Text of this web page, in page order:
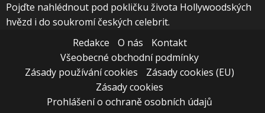
Pojďte nahlédnout pod pokličku života Hollywoodských
hvězd i do soukromí českých celebrit.
Redakce
O nás
Kontakt
Všeobecné obchodní podmínky
Zásady používání cookies
Zásady cookies (EU)
Zásady cookies
Prohlášení o ochraně osobních údajů